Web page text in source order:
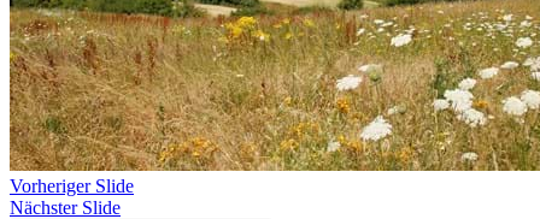
Vorheriger Slide
Nächster Slide